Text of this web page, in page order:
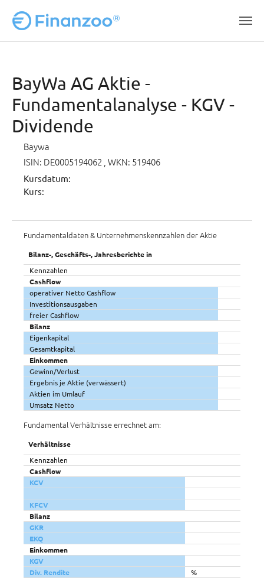
BayWa AG Aktie -
Fundamentalanalyse - KGV -
Dividende
Baywa
ISIN: DE0005194062 , WKN: 519406
Kursdatum:
Kurs:
Fundamentaldaten & Unternehmenskennzahlen der Aktie
Bilanz-, Geschäfts-, Jahresberichte in
Kennzahlen
Cashflow
operativer Netto Cashflow
Investitionsausgaben
freier Cashflow
Bilanz
Eigenkapital
Gesamtkapital
Einkommen
Gewinn/Verlust
Ergebnis je Aktie (verwässert)
Aktien im Umlauf
Umsatz Netto
Fundamental Verhältnisse errechnet am:
Verhältnisse
Kennzahlen
Cashflow
KCV
KFCV
Bilanz
GKR
EKQ
Einkommen
KGV
Div. Rendite
%